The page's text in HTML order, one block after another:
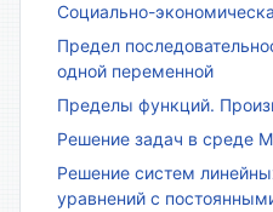
Социально-
Предел
одной переменной
Пределы функций.
Решение задач в среде
Решение систем
уравнений с